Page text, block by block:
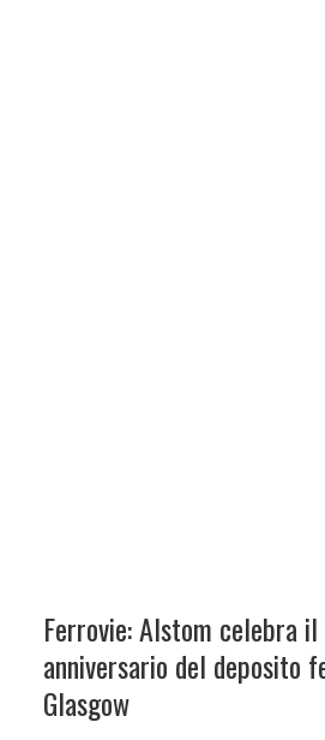
Ferrovie: Alstom celebra il
anniversario del deposito
Glasgow